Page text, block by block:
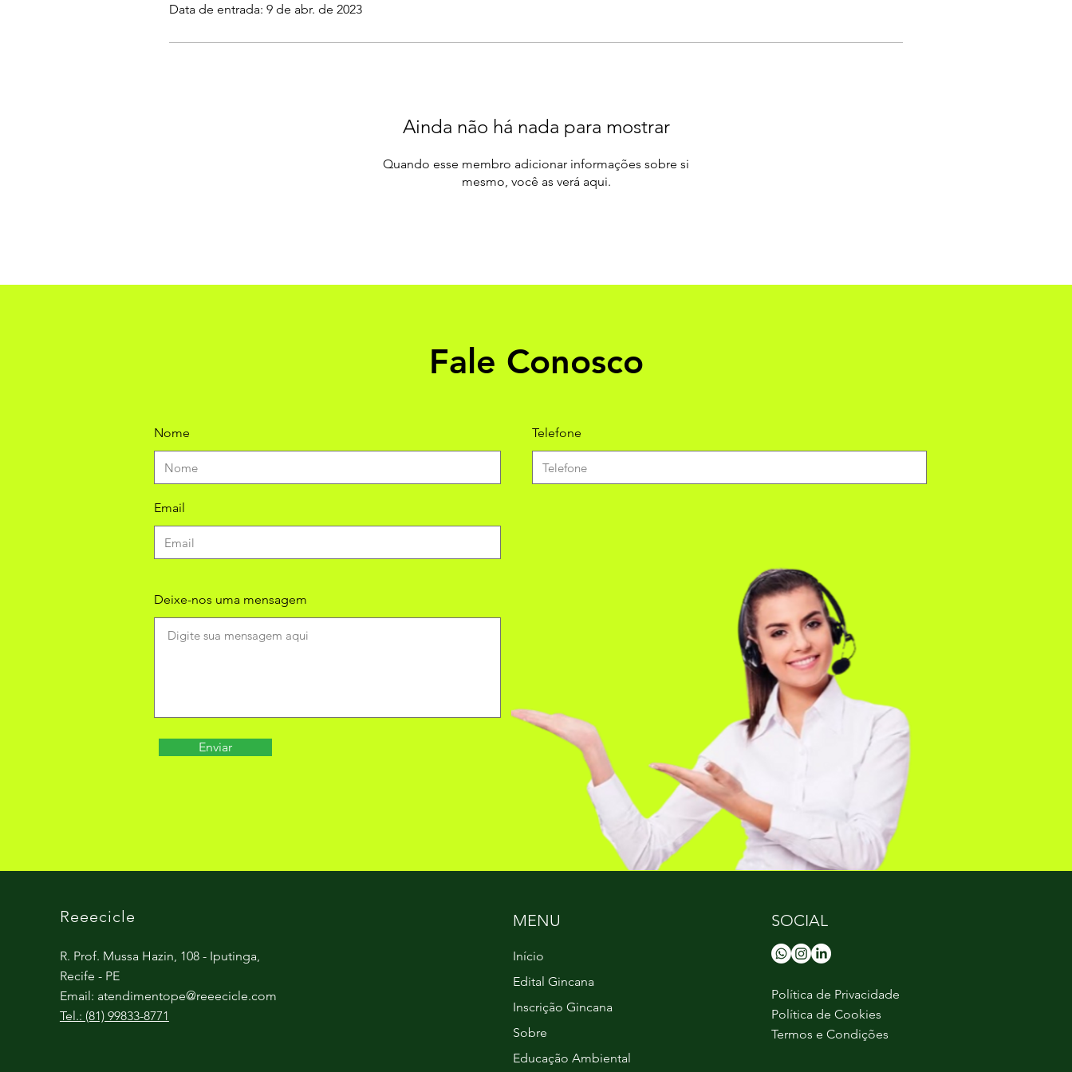
Data de entrada: 9 de abr. de 2023
Ainda não há nada para mostrar
Quando esse membro adicionar informações sobre si
mesmo, você as verá aqui.
Fale Conosco
Nome Telefone
Email
Deixe-nos uma mensagem
Enviar
Reeecicle
R. Prof. Mussa Hazin, 108 - Iputinga,
Recife - PE
Email: atendimentope@reeecicle.com
Tel.: (81) 99833-8771
MENU
Início
Edital Gincana
Inscrição Gincana
Sobre
Educação Ambiental
SOCIAL
Política de Privacidade
Política de Cookies
Termos e Condições